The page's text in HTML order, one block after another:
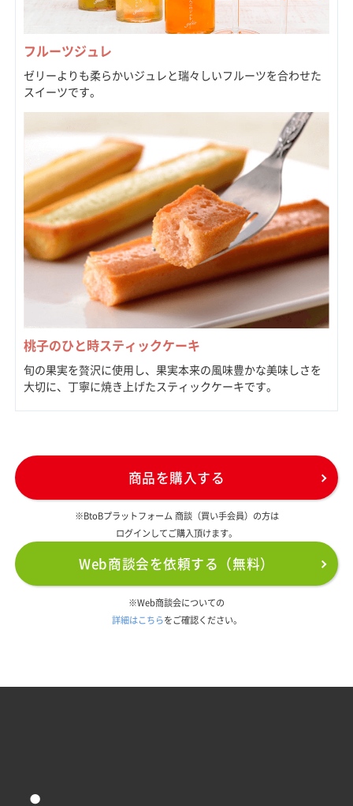
フルーツジュレ
ゼリーよりも柔らかいジュレと瑞々しいフルーツを合わせた
スイーツです。
桃子のひと時スティックケーキ
旬の果実を贅沢に使用し、果実本来の風味豊かな美味しさを
大切に、丁寧に焼き上げたスティックケーキです。
商品を購入する
※BtoBプラットフォーム 商談（買い手会員）の方は
ログインしてご購入頂けます。
Web商談会を依頼する（無料）
※Web商談会についての
詳細はこちらをご確認ください。